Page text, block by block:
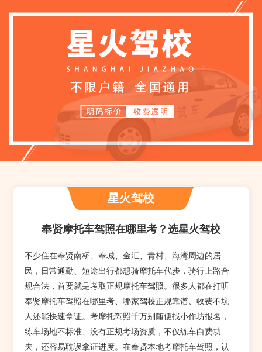
星火驾校
奉贤摩托车驾照在哪里考？选星火驾校
不少住在奉贤南桥、奉城、金汇、青村、海湾周边的居
民，日常通勤、短途出行都想骑摩托车代步，骑行上路合
规合法，首要就是考取正规摩托车驾照。很多人都在打听
奉贤摩托车驾照在哪里考、哪家驾校正规靠谱、收费不坑
人还能快速拿证。考摩托驾照千万别随便找小作坊报名，
练车场地不标准、没有正规考场资质，不仅练车白费功
夫，还容易耽误拿证进度。在奉贤本地考摩托车驾照，认